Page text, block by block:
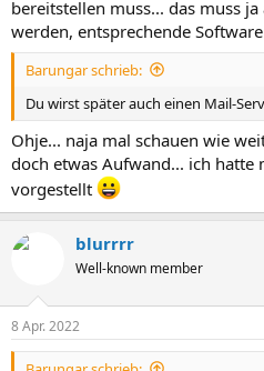
bereitstellen muss... das muss
werden, entsprechende
Barungar schrieb:
Du wirst später auch einen Mail-
Ohje... naja mal schauen wie
doch etwas Aufwand... ich hatte
vorgestellt
blurrrr
Well-known member
8 Apr. 2022